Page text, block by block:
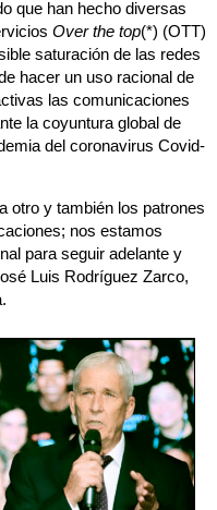
que han hecho diversas
Over the top(*) (OTT)
saturación de las redes
hacer un uso racional de
las comunicaciones
la coyuntura global de
del coronavirus Covid-
otro y también los patrones
nos estamos
para seguir adelante y
Luis Rodríguez Zarco,